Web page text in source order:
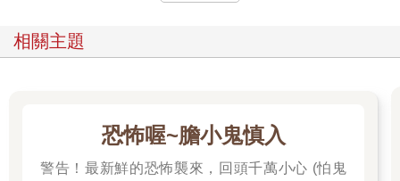
相關主題
恐怖喔~膽小鬼慎入
警告！最新鮮的恐怖襲來，回頭千萬小心 (怕鬼